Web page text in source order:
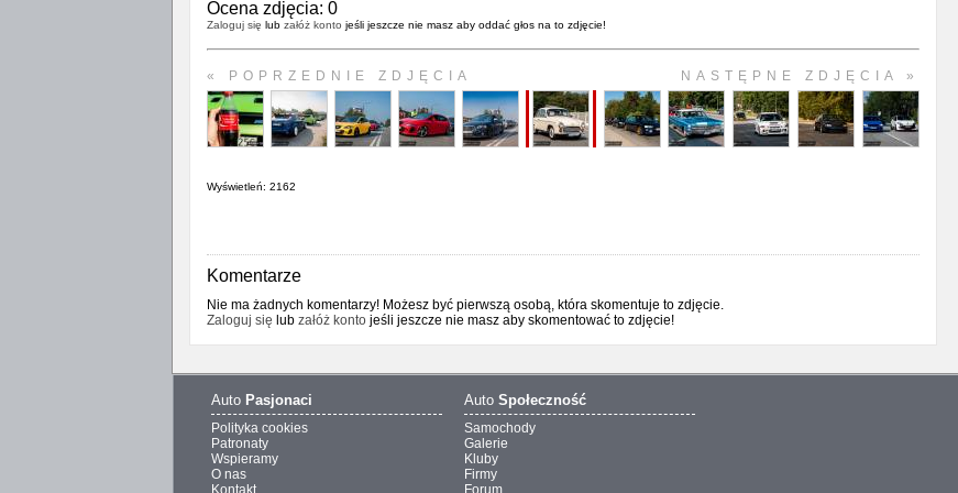
Ocena zdjęcia: 0
Zaloguj się lub załóż konto jeśli jeszcze nie masz aby oddać głos na to zdjęcie!
« POPRZEDNIE ZDJĘCIA NASTĘPNE ZDJĘCIA »
Wyświetleń: 2162
Komentarze
Nie ma żadnych komentarzy! Możesz być pierwszą osobą, która skomentuje to zdjęcie.
Zaloguj się lub załóż kontojeśli jeszcze nie masz aby skomentować to zdjęcie!
Auto Pasjonaci
Polityka cookies
Patronaty
Wspieramy
O nas
Kontakt
Auto Społeczność
Samochody
Galerie
Kluby
Firmy
Forum